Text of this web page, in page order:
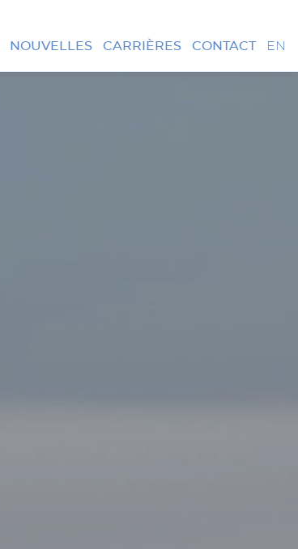
NOUVELLES CARRIÈRES CONTACT EN